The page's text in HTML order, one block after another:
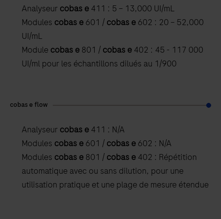
Analyseur cobas e 411 : 5 – 13,000 UI/mL
Modules cobas e 601 / cobas e 602 : 20 – 52,000
UI/mL
Module cobas e 801 / cobas e 402 : 45 - 117 000
UI/ml pour les échantillons dilués au 1/900
cobas e flow
Analyseur cobas e 411 : N/A
Modules cobas e 601 / cobas e 602 : N/A
Modules cobas e 801 / cobas e 402 : Répétition
automatique avec ou sans dilution, pour une
utilisation pratique et une plage de mesure étendue